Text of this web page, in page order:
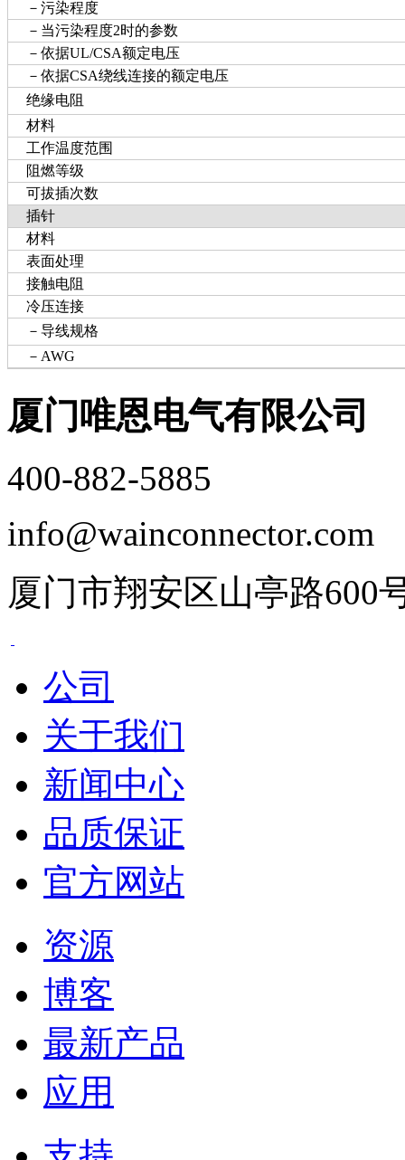
－污染程度
－当污染程度2时的参数
－依据UL/CSA额定电压
－依据CSA绕线连接的额定电压
绝缘电阻
材料
工作温度范围
阻燃等级
可拔插次数
插针
材料
表面处理
接触电阻
冷压连接
－导线规格
－AWG
厦门唯恩电气有限公司
400-882-5885
info@wainconnector.com
厦门市翔安区山亭路600
公司
关于我们
新闻中心
品质保证
官方网站
资源
博客
最新产品
应用